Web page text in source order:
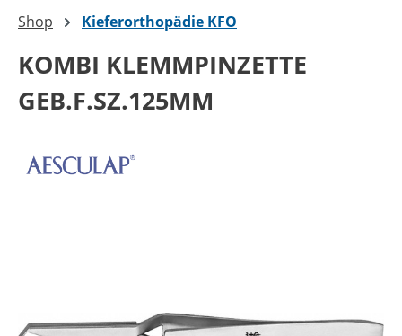
Shop Kieferorthopädie KFO
KOMBI KLEMMPINZETTE
GEB.F.SZ.125MM